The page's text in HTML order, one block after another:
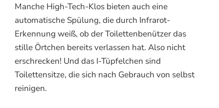
Manche High-Tech-Klos bieten auch eine
automatische Spülung, die durch Infrarot-
Erkennung weiß, ob der Toilettenbenützer das
stille Örtchen bereits verlassen hat. Also nicht
erschrecken! Und das I-Tüpfelchen sind
Toilettensitze, die sich nach Gebrauch von selbst
reinigen.